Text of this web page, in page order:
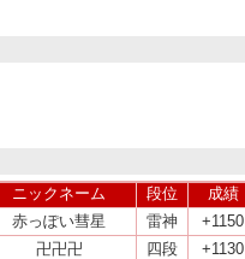
ニックネーム 段位
成績
赤っぽい彗星 雷神
+1150
卍卍卍 四段
+1130